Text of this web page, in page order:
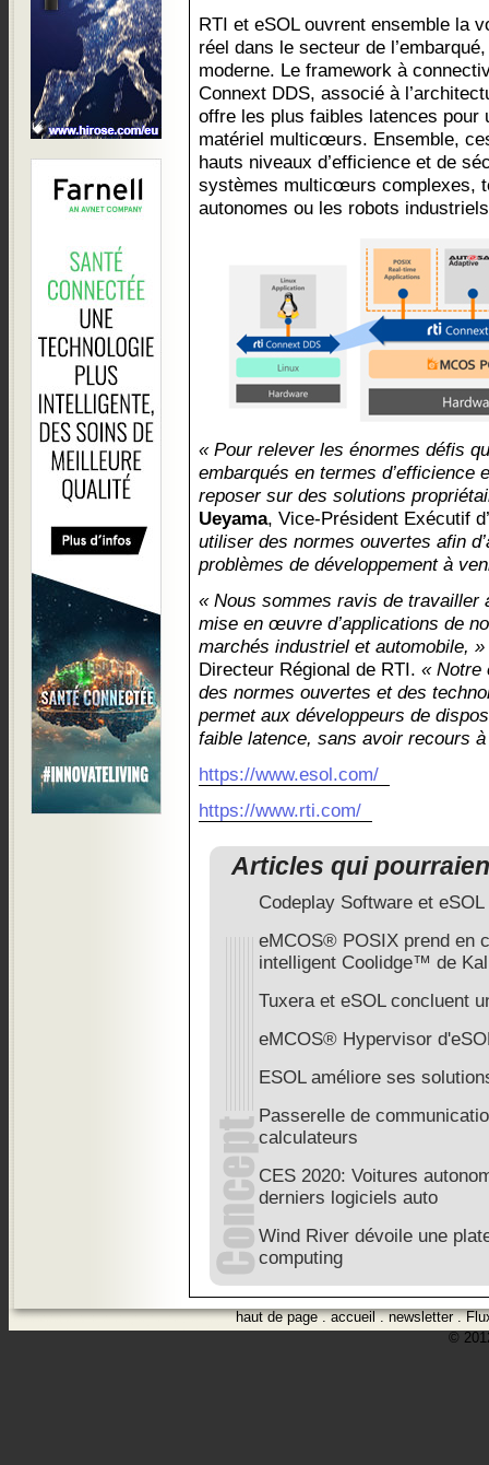
RTI et eSOL ouvrent ensemble la
réel dans le secteur de
moderne. Le framework à
Connext DDS, associé à
offre les plus faibles latences pour
matériel multicœurs. Ensemble,
hauts niveaux d’efficience et de
systèmes multicœurs complexes,
autonomes ou les robots
« Pour relever les énormes défis
embarqués en termes d’efficience
reposer sur des solutions
Ueyama, Vice-Président Exécutif
utiliser des normes ouvertes afin
problèmes de développement à
« Nous sommes ravis de travailler
mise en œuvre d’applications de
marchés industriel et automobile, »
Directeur Régional de RTI. « Notre
des normes ouvertes et des
permet aux développeurs de
faible latence, sans avoir recours
https://www.esol.com/
https://www.rti.com/
Articles qui
Codeplay Software et
eMCOS® POSIX prend en
intelligent Coolidge™ de
Tuxera et eSOL concluent
eMCOS® Hypervisor
ESOL améliore ses
Passerelle de
calculateurs
CES 2020: Voitures
derniers logiciels auto
Wind River dévoile une
computing
haut de page.accueil.newsletter.
©